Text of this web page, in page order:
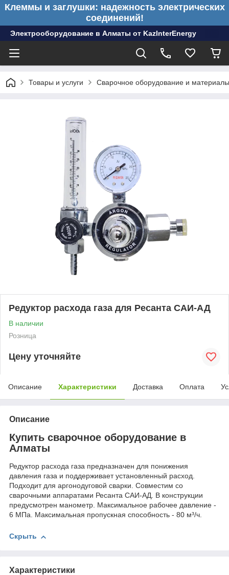
Клеммы и заглушки: надежность электрических
соединений!
Электрооборудование в Алматы от KazInterEnergy
Товары и услуги Сварочное оборудование и материалы
Редуктор расхода газа для Ресанта САИ-АД
В наличии
Розница
Цену уточняйте
Описание Характеристики Доставка Оплата
Описание
Купить сварочное оборудование в
Алматы
Редуктор расхода газа предназначен для понижения
давления газа и поддерживает установленный расход.
Подходит для аргонодуговой сварки. Совместим со
сварочными аппаратами Ресанта САИ-АД. В конструкции
предусмотрен манометр. Максимальное рабочее давление -
6 МПа. Максимальная пропускная способность - 80 м³/ч.
Скрыть
Характеристики